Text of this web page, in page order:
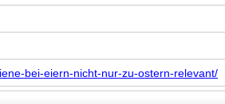
bei-eiern-nicht-nur-zu-ostern-relevant/